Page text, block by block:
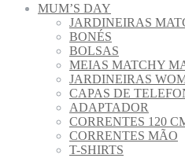
MUM’S DAY
JARDINEIRAS
BONÉS
BOLSAS
MEIAS MATCHY
JARDINEIRAS
CAPAS DE
ADAPTADOR
CORRENTES 120
CORRENTES MÃO
T-SHIRTS